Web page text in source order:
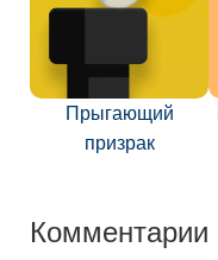
Прыгающий
призрак
Комментарии